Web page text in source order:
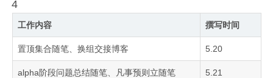
4
工作内容 撰写时间
置顶集合随笔、换组交接博客 5.20
alpha阶段问题总结随笔、凡事预则立随笔 5.21